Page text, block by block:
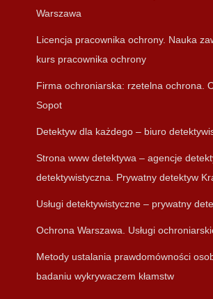
Warszawa
Licencja pracownika ochrony. Nauka
kurs pracownika ochrony
Firma ochroniarska: rzetelna ochrona.
Sopot
Detektyw dla każdego – biuro
Strona www detektywa – agencje
detektywistyczna. Prywatny detektyw
Usługi detektywistyczne – prywatny
Ochrona Warszawa. Usługi
Metody ustalania prawdomówności
badaniu wykrywaczem kłamstw